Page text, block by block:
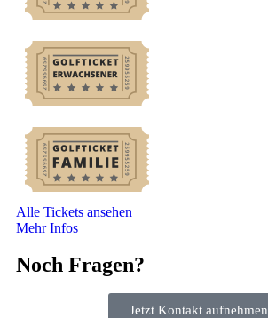
Alle Tickets ansehen
Mehr Infos
Noch Fragen?
Jetzt Kontakt aufnehmen